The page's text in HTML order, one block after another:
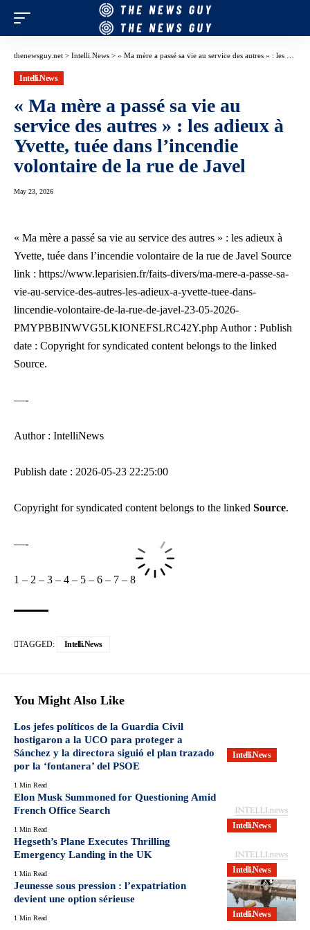
thenewsguy.net > Intelli.News > « Ma mère a passé sa vie au service des autres » : les adieux à Yvette, tuée dans l’incendie volontaire de la rue de Javel
Intelli.News
« Ma mère a passé sa vie au
service des autres » : les adieux à
Yvette, tuée dans l’incendie
volontaire de la rue de Javel
May 23, 2026
« Ma mère a passé sa vie au service des autres » : les adieux à
Yvette, tuée dans l’incendie volontaire de la rue de Javel Source
link : https://www.leparisien.fr/faits-divers/ma-mere-a-passe-sa-
vie-au-service-des-autres-les-adieux-a-yvette-tuee-dans-
lincendie-volontaire-de-la-rue-de-javel-23-05-2026-
PMYPBBINWVG5LKIONEFSLRC42Y.php Author : Publish
date : Copyright for syndicated content belongs to the linked
Source.
—-
Author : IntelliNews
Publish date : 2026-05-23 22:25:00
Copyright for syndicated content belongs to the linked Source.
—-
1 – 2 – 3 – 4 – 5 – 6 – 7 – 8
TAGGED: Intelli.News
You Might Also Like
Intelli.News
Los jefes políticos de la Guardia Civil
hostigaron a la UCO para proteger a
Sánchez y la directora siguió el plan trazado
por la ‘fontanera’ del PSOE
1 Min Read
Intelli.News
Elon Musk Summoned for Questioning Amid
French Office Search
1 Min Read
Intelli.News
Hegseth’s Plane Executes Thrilling
Emergency Landing in the UK
1 Min Read
Intelli.News
Jeunesse sous pression : l’expatriation
devient une option sérieuse
1 Min Read